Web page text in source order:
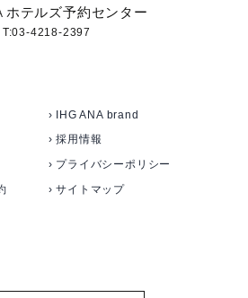
ホテルズ予約センター
T:03-4218-2397
› IHG ANA brand
› 採用情報
› プライバシーポリシー
› サイトマップ